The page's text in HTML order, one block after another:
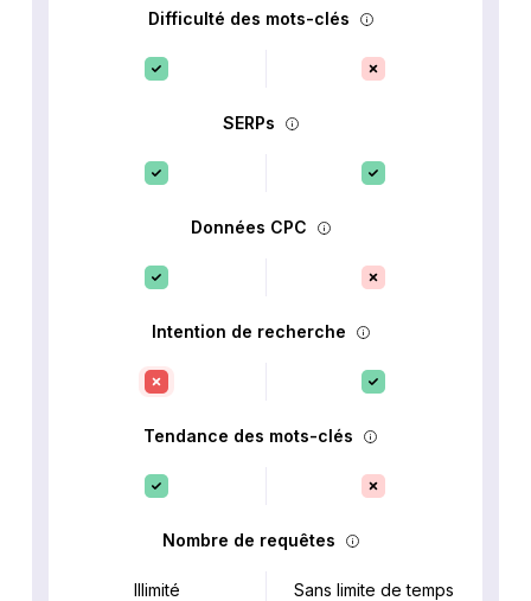
Difficulté des mots-clés
SERPs
Données CPC
Intention de recherche
Tendance des mots-clés
Nombre de requêtes
Illimité Sans limite de temps